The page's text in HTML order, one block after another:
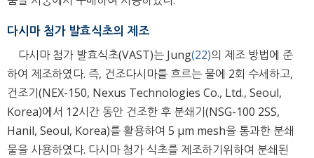
다시마 첨가 발효식초의 제조
다시마 첨가 발효식초(VAST)는 Jung(22)의 제조 방법에 준
하여 제조하였다. 즉, 건조다시마를 흐르는 물에 2회 수세하고,
건조기(NEX-150, Nexus Technologies Co., Ltd., Seoul,
Korea)에서 12시간 동안 건조한 후 분쇄기(NSG-100 2SS,
Hanil, Seoul, Korea)를 활용하여 5 μm mesh을 통과한 분쇄
물을 사용하였다. 다시마 첨가 식초를 제조하기위하여 분쇄된